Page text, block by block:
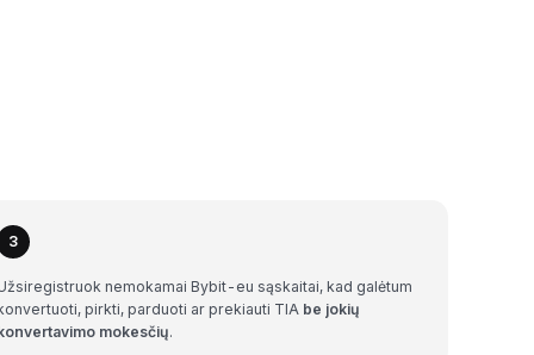
3
nemokamai Bybit-eu sąskaitai, kad galėtum
pirkti, parduoti ar prekiauti TIA be jokių
mokesčių.